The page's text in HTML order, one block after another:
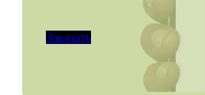
Заказать